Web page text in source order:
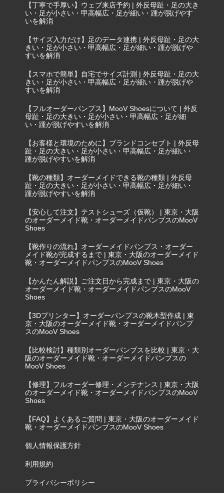
【丁寧で手厚い】ウェブ来店予約 | 外反母趾・足の大き
い・足が小さい・甲高幅広・足が細い・踵が脱げやす
いを解消
【サイズ入力だけ】足のデータ連携 | 外反母趾・足の大
きい・足が小さい・甲高幅広・足が細い・踵が脱げや
すいを解消
【スマホで簡単】自宅でサイズ計測 | 外反母趾・足の大
きい・足が小さい・甲高幅広・足が細い・踵が脱げや
すいを解消
【フルオーダーパンプス】MooV Shoesについて | 外反
母趾・足の大きい・足が小さい・甲高幅広・足が細
い・踵が脱げやすいを解消
【お客様と環境のために】ブランドコンセプト | 外反母
趾・足の大きい・足が小さい・甲高幅広・足が細い・
踵が脱げやすいを解消
【靴の種類】オーダーメイドできる靴の種類 | 外反母
趾・足の大きい・足が小さい・甲高幅広・足が細い・
踵が脱げやすいを解消
【安心して注文】テストシューズ（仮靴） | 東京・大阪
のオーダーメイド靴・オーダーメイドパンプスのMooV
Shoes
【靴作りの流れ】オーダーメイドパンプス・オーダー
メイド靴が完成するまで | 東京・大阪のオーダーメイド
靴・オーダーメイドパンプスのMooV Shoes
【かんたん解説】ご注文日から完成まで | 東京・大阪の
オーダーメイド靴・オーダーメイドパンプスのMooV
Shoes
【3Dプリンター】オーダーパンプスの靴木型作成 | 東
京・大阪のオーダーメイド靴・オーダーメイドパンプ
スのMooV Shoes
【比較検討】種類別オーダーパンプスを比較 | 東京・大
阪のオーダーメイド靴・オーダーメイドパンプスの
MooV Shoes
【修理】フルオーダー修理・メンテナンス | 東京・大阪
のオーダーメイド靴・オーダーメイドパンプスのMooV
Shoes
【FAQ】よくあるご質問 | 東京・大阪のオーダーメイド
靴・オーダーメイドパンプスのMooV Shoes
個人情報保護方針
利用規約
プライバシーポリシー